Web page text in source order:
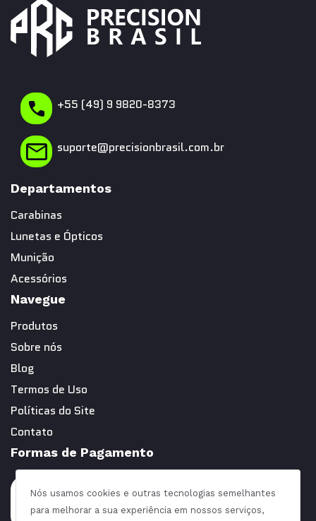
Nós usamos cookies e outras tecnologias semelhantes
para melhorar a sua experiência em nossos serviços,
+55 (49) 9 9820-8373
suporte@precisionbrasil.com.br
Departamentos
Carabinas
Lunetas e Ópticos
Munição
Acessórios
Navegue
Produtos
Sobre nós
Blog
Termos de Uso
Políticas do Site
Contato
Formas de Pagamento